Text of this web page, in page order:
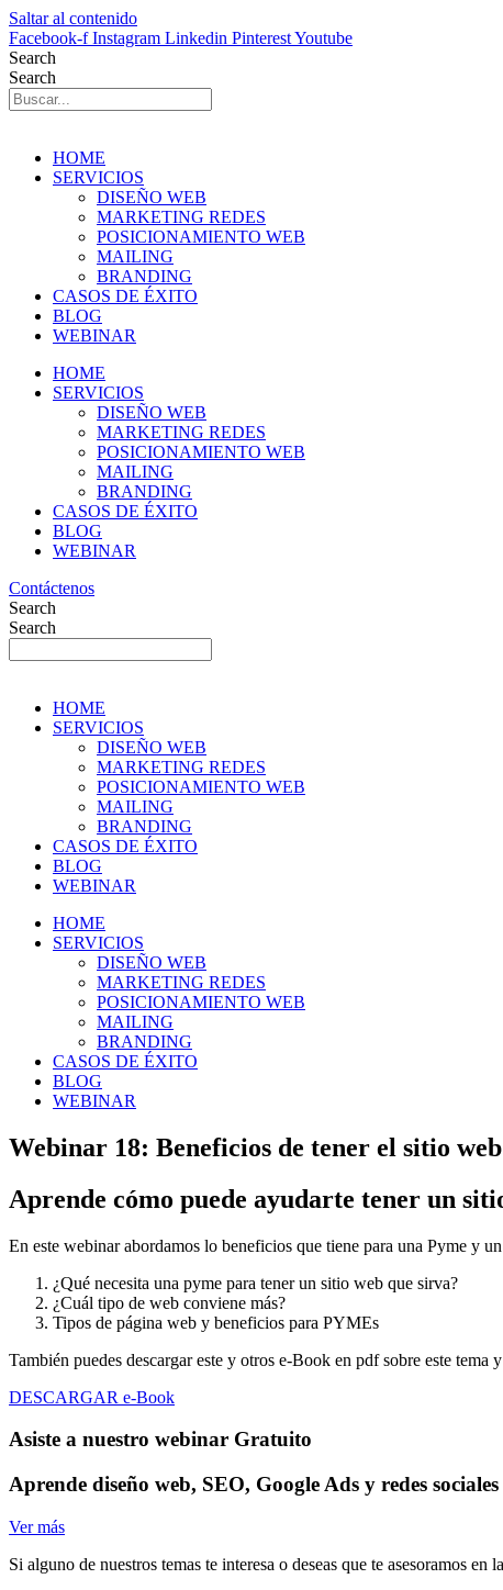
Saltar al contenido
Facebook-f Instagram Linkedin PinterestYoutube
Search
Search
HOME
SERVICIOS
DISEÑO WEB
MARKETING REDES
POSICIONAMIENTO WEB
MAILING
BRANDING
CASOS DE ÉXITO
BLOG
WEBINAR
HOME
SERVICIOS
DISEÑO WEB
MARKETING REDES
POSICIONAMIENTO WEB
MAILING
BRANDING
CASOS DE ÉXITO
BLOG
WEBINAR
Contáctenos
Search
Search
HOME
SERVICIOS
DISEÑO WEB
MARKETING REDES
POSICIONAMIENTO WEB
MAILING
BRANDING
CASOS DE ÉXITO
BLOG
WEBINAR
HOME
SERVICIOS
DISEÑO WEB
MARKETING REDES
POSICIONAMIENTO WEB
MAILING
BRANDING
CASOS DE ÉXITO
BLOG
WEBINAR
Webinar 18: Beneficios de tener el sitio
Aprende cómo puede ayudarte tener un
En este webinar abordamos lo beneficios que tiene para una Pyme y
¿Qué necesita una pyme para tener un sitio web que sirva?
¿Cuál tipo de web conviene más?
Tipos de página web y beneficios para PYMEs
También puedes descargar este y otros e-Book en pdf sobre este
DESCARGAR e-Book
Asiste a nuestro webinar Gratuito
Aprende diseño web, SEO, Google Ads y redes
Ver más
Si alguno de nuestros temas te interesa o deseas que te asesoramos